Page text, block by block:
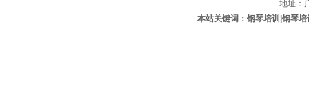
地址：
本站关键词：钢琴培训|钢琴